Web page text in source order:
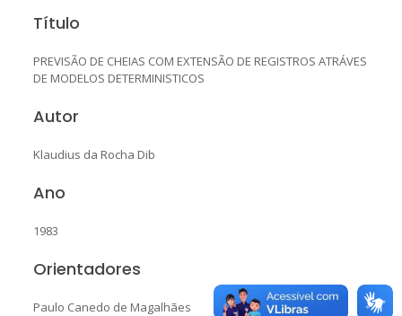
Título
PREVISÃO DE CHEIAS COM EXTENSÃO DE REGISTROS ATRÁVES
DE MODELOS DETERMINISTICOS
Autor
Klaudius da Rocha Dib
Ano
1983
Orientadores
Paulo Canedo de Magalhães